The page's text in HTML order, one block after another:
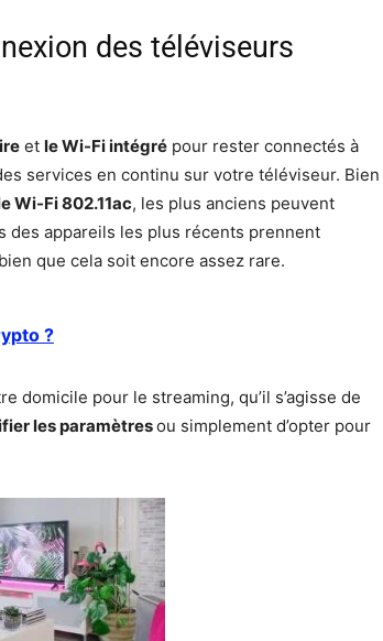
des téléviseurs
et le Wi-Fi intégré pour rester connectés à
services en continu sur votre téléviseur. Bien
Wi-Fi 802.11ac, les plus anciens peuvent
des appareils les plus récents prennent
que cela soit encore assez rare.
?
domicile pour le streaming, qu’il s’agisse de
les paramètresou simplement d’opter pour